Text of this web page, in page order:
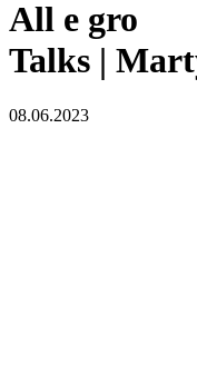
All e gro
Talks |
08.06.2023